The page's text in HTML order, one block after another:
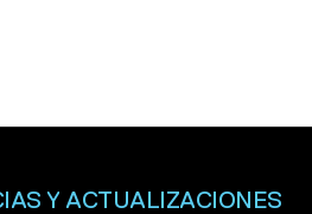
Y ACTUALIZACIONES